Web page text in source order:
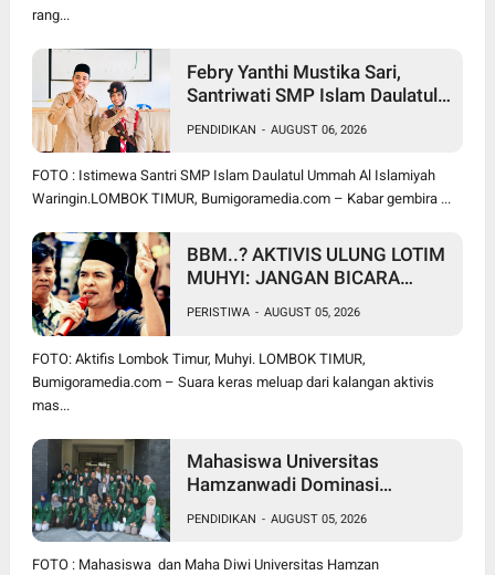
rang...
Febry Yanthi Mustika Sari,
Santriwati SMP Islam Daulatul
Lolos Jambore Nasional di
Cibubur
PENDIDIKAN - AUGUST 06, 2026
FOTO : Istimewa Santri SMP Islam Daulatul Ummah Al Islamiyah
Waringin.LOMBOK TIMUR, Bumigoramedia.com – Kabar gembira ...
BBM..? AKTIVIS ULUNG LOTIM
MUHYI: JANGAN BICARA
BUPATI WAJIB CARI SOLUSI,
BUKAN SURUH RAKYAT DIAM
DI RUMAH
PERISTIWA - AUGUST 05, 2026
FOTO: Aktifis Lombok Timur, Muhyi. LOMBOK TIMUR,
Bumigoramedia.com – Suara keras meluap dari kalangan aktivis
mas...
Mahasiswa Universitas
Hamzanwadi Dominasi
Harumkan NTB di Tingkat
Nasional
PENDIDIKAN - AUGUST 05, 2026
FOTO : Mahasiswa dan Maha Diwi Universitas Hamzan